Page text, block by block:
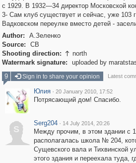
с 1929. В 1932—34 директор Московской
3- Сам клуб существует и сейчас, уже 103
Вадковском переулке вместо детей -
Author:
А.Зеленко
Source:
СВ
Shooting direction:  north
Watermark signature:
uploaded by
9
Sign in to share your opinion Latest
Юлия · 20 January 2010, 17:52
Потрясающий дом! Спасибо.
S
Serg204 · 14 July 2014, 20:26
Между прочим, в этом здании с
располагалась школа № 204,
Сущевского вала и Тихвинской
этого здания и переехала туда,